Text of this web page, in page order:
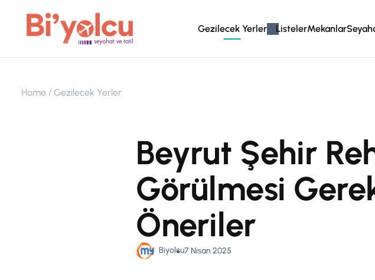
Gezilecek Yerler ListelerMekanlar
Home Gezilecek Yerler
Beyrut Şehir
Görülmesi
Öneriler
Biyolcu7 Nisan 2025